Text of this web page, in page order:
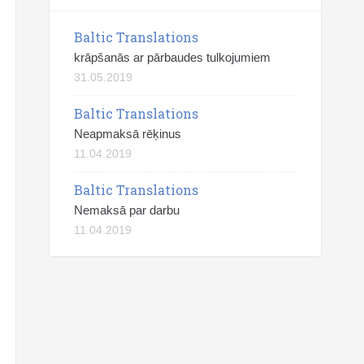
Baltic Translations
krāpšanās ar pārbaudes tulkojumiem
31.05.2019
Baltic Translations
Neapmaksā rēķinus
11.04.2019
Baltic Translations
Nemaksā par darbu
11.04.2019